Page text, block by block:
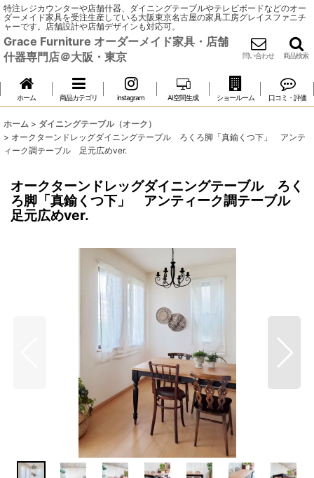
特注レジカウンターや店舗什器、ダイニングテーブルやテレビボードなどのオー
ダーメイド家具を受注生産している大阪東京名古屋の家具工房グレイスファニチ
ャーです。店舗設計や店舗デザインも対応可。
Grace Furniture オーダーメイド家具・店舗
什器専門店＠大阪・東京
問い合わせ 商品検索
ホーム 商品カテゴリ instagram AI空間生成 ショールーム 口コミ・評価
ホーム > ダイニングテーブル（オーク）
> オークターンドレッグダイニングテーブル ろくろ脚「真鍮くつ下」 アンテ
ィーク調テーブル 足元広めver.
オークターンドレッグダイニングテーブル ろく
ろ脚「真鍮くつ下」 アンティーク調テーブル
足元広めver.